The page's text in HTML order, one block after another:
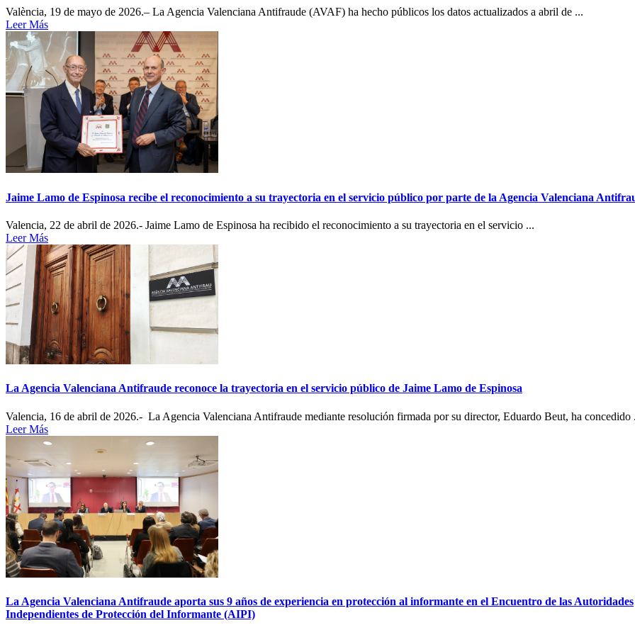
València, 19 de mayo de 2026.– La Agencia Valenciana Antifraude (AVAF) ha hecho públicos los datos actualizados a abril de ...
Leer Más
Jaime Lamo de Espinosa recibe el reconocimiento a su trayectoria en el servicio público por parte de la Agencia Valenciana
Valencia, 22 de abril de 2026.- Jaime Lamo de Espinosa ha recibido el reconocimiento a su trayectoria en el servicio ...
Leer Más
La Agencia Valenciana Antifraude reconoce la trayectoria en el servicio público de Jaime Lamo de Espinosa
Valencia, 16 de abril de 2026.- La Agencia Valenciana Antifraude mediante resolución firmada por su director, Eduardo Beut, ha concedido
Leer Más
La Agencia Valenciana Antifraude aporta sus 9 años de experiencia en protección al informante en el Encuentro de las Autoridades
Independientes de Protección del Informante (AIPI)